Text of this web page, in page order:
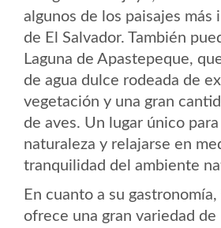
algunos de los paisajes más
de El Salvador. También
Laguna de Apastepeque,
de agua dulce rodeada de
vegetación y una gran
de aves. Un lugar único
naturaleza y relajarse en
tranquilidad del ambiente
En cuanto a su
ofrece una gran variedad